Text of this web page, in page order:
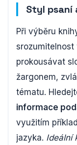
Styl psaní
Při výběru
srozumitelnost
prokousávat
žargonem,
tématu.
informace
využitím
jazyka. Ideální